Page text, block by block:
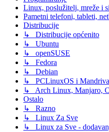
Linux, poslužitelj, mreže i
Pametni telefoni, tableti,
Distribucije
↳ Distribucije općenito
↳ Ubuntu
↳ openSUSE
↳ Fedora
↳ Debian
↳ PCLinuxOS i Mandriva
↳ Arch Linux, Manjaro,
Ostalo
↳ Razno
↳ Linux Za Sve
↳ Linux za Sve -